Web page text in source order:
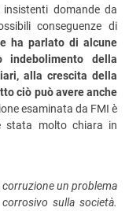
domande da
conseguenze di
ha parlato di alcune
della
alla crescita della
ciò può avere anche
esaminata da FMI è
stata molto chiara in
corruzione un problema
sulla società.